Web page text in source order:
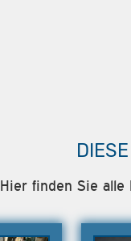
Hier finden Sie alle